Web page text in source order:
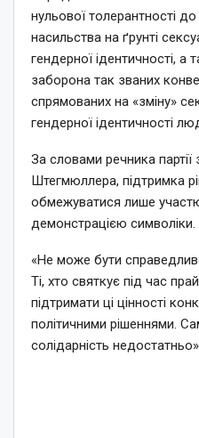
нульової толерантності
насильства на ґрунті
гендерної ідентичності,
заборона так званих
спрямованих на «зміну»
гендерної ідентичності
За словами речника
Штегмюллера, підтримка
обмежуватися лише
демонстрацією символіки.
«Не може бути
Ті, хто святкує під час
підтримати ці цінності
політичними рішеннями.
солідарність